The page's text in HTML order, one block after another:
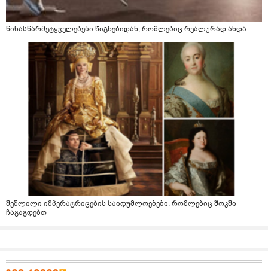
წინასწარმეტყველებები წიგნებიდან, რომლებიც რეალურად ახდა
შეშლილი იმპერატრიცების საიდუმლოებები, რომლებიც შოკში
ჩაგაგდებთ